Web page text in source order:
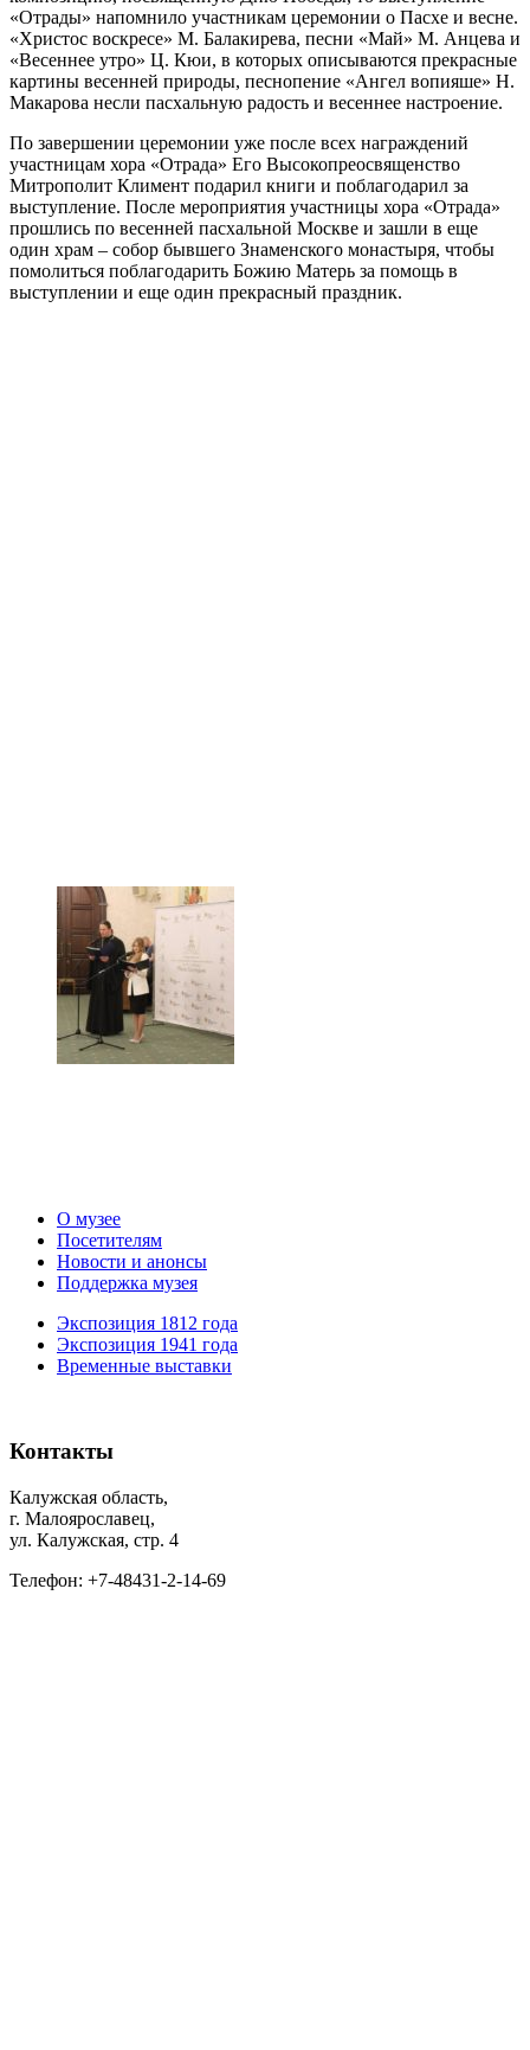
«Отрады» напомнило участникам церемонии о Пасхе и весне.
«Христос воскресе» М. Балакирева, песни «Май» М. Анцева и
«Весеннее утро» Ц. Кюи, в которых описываются прекрасные
картины весенней природы, песнопение «Ангел вопияше» Н.
Макарова несли пасхальную радость и весеннее настроение.
По завершении церемонии уже после всех награждений
участницам хора «Отрада» Его Высокопреосвященство
Митрополит Климент подарил книги и поблагодарил за
выступление. После мероприятия участницы хора «Отрада»
прошлись по весенней пасхальной Москве и зашли в еще
один храм – собор бывшего Знаменского монастыря, чтобы
помолиться поблагодарить Божию Матерь за помощь в
выступлении и еще один прекрасный праздник.
О музее
Посетителям
Новости и анонсы
Поддержка музея
Экспозиция 1812 года
Экспозиция 1941 года
Временные выставки
Контакты
Калужская область,
г. Малоярославец,
ул. Калужская, стр. 4
Телефон: +7-48431-2-14-69